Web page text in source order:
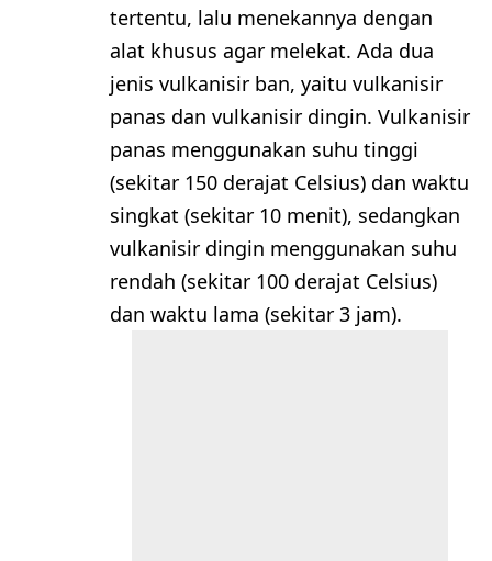
tertentu, lalu menekannya dengan
alat khusus agar melekat. Ada dua
jenis vulkanisir ban, yaitu vulkanisir
panas dan vulkanisir dingin. Vulkanisir
panas menggunakan suhu tinggi
(sekitar 150 derajat Celsius) dan waktu
singkat (sekitar 10 menit), sedangkan
vulkanisir dingin menggunakan suhu
rendah (sekitar 100 derajat Celsius)
dan waktu lama (sekitar 3 jam).